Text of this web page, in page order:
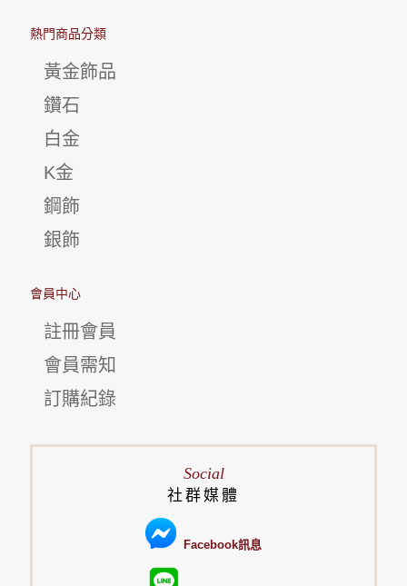
熱門商品分類
黃金飾品
鑽石
白金
K金
鋼飾
銀飾
會員中心
註冊會員
會員需知
訂購紀錄
Social
社群媒體
Facebook訊息